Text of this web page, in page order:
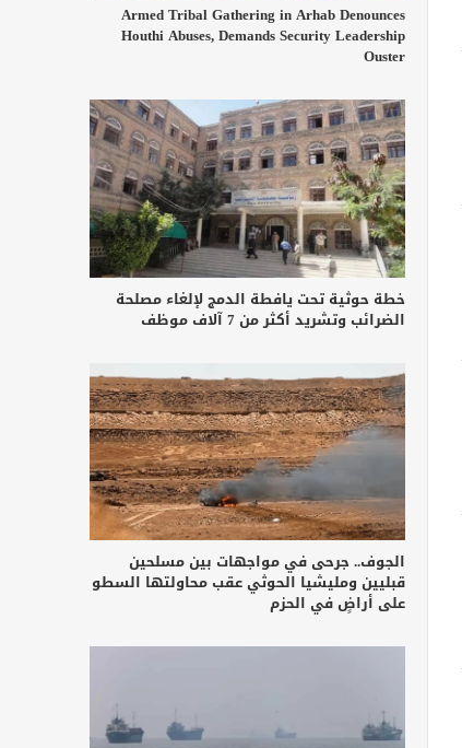
Armed Tribal Gathering in Arhab Denounces
Houthi Abuses, Demands Security Leadership
Ouster
خطة حوثية تحت يافطة الدمج لإلغاء مصلحة
الضرائب وتشريد أكثر من 7 آلاف موظف
الجوف.. جرحى في مواجهات بين مسلحين
قبليين ومليشيا الحوثي عقب محاولتها السطو
على أراضٍ في الحزم